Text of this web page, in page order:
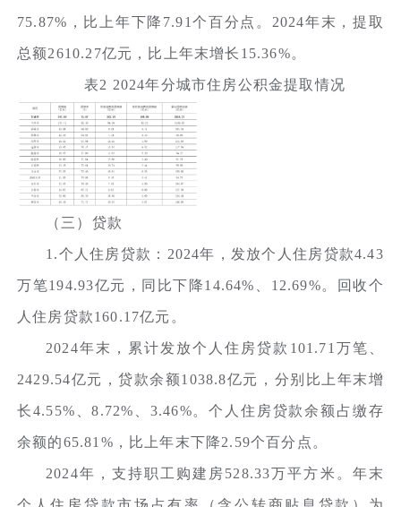
75.87%，比上年下降7.91个百分点。2024年末，提取
总额2610.27亿元，比上年末增长15.36%。
表2 2024年分城市住房公积金提取情况
（三）贷款
1.个人住房贷款：2024年，发放个人住房贷款4.43
万笔194.93亿元，同比下降14.64%、12.69%。回收个
人住房贷款160.17亿元。
2024年末，累计发放个人住房贷款101.71万笔、
2429.54亿元，贷款余额1038.8亿元，分别比上年末增
长4.55%、8.72%、3.46%。个人住房贷款余额占缴存
余额的65.81%，比上年末下降2.59个百分点。
2024年，支持职工购建房528.33万平方米。年末